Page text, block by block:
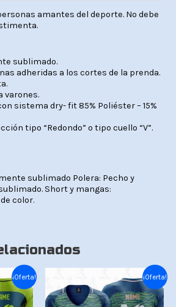
amantes del deporte. No debe
sublimado.
adheridas a los cortes de la prenda.
varones.
sistema dry- fit 85% Poliéster – 15%
tipo “Redondo” o tipo cuello “V”.
sublimado Polera: Pecho y
Short y mangas:
color.
¡Oferta! ¡Oferta!
precio
original
era:
precio
actual
es: